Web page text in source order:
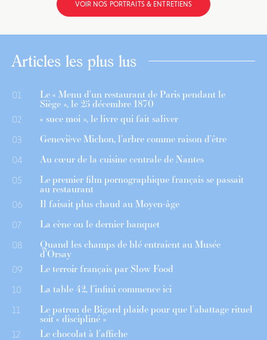
VOIR NOS PORTRAITS & ENTRETIENS
Articles les plus lus
01 Le « Menu d’un restaurant de Paris pendant le
Siège », le 25 décembre 1870
02 « suce moi », le livre qui fait saliver
03 Geneviève Michon, l’arbre comme raison d’être
04 Au cœur de la cuisine centrale de Nantes
05 Le premier film pornographique français se passait
au restaurant
06 Il faisait plus chaud au Moyen-âge
07 La cène ou le dernier banquet
08 Quand les champs de blé entraient au Musée
d’Orsay
09 Le terroir français par Slow Food
10 La table 42, l’infini commence ici
11 Le patron de Bigard plaide pour que l’abattage rituel
soit « discipliné »
12 Le chocolat à l’affiche